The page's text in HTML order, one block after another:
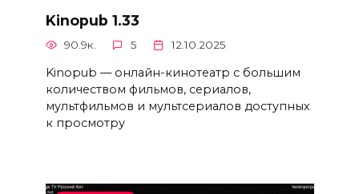
Kinopub 1.33
90.9к. 5 12.10.2025
Kinopub — онлайн-кинотеатр с большим
количеством фильмов, сериалов,
мультфильмов и мультсериалов доступных
к просмотру